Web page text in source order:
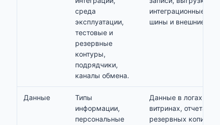
среда
эксплуатации,
тестовые и
резервные
контуры,
подрядчики,
каналы обмена.
интеграционные
шины и внешние API.
Данные
Типы
информации,
персональные
Данные в логах, BI-
витринах, отчетах,
резервных копиях,